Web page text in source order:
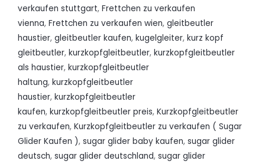
verkaufen stuttgart, Frettchen zu verkaufen
vienna, Frettchen zu verkaufen wien, gleitbeutler
haustier, gleitbeutler kaufen, kugelgleiter, kurz kopf
gleitbeutler, kurzkopfgleitbeutler, kurzkopfgleitbeutler
als haustier, kurzkopfgleitbeutler
haltung, kurzkopfgleitbeutler
haustier, kurzkopfgleitbeutler
kaufen, kurzkopfgleitbeutler preis, Kurzkopfgleitbeutler
zu verkaufen, Kurzkopfgleitbeutler zu verkaufen ( Sugar
Glider Kaufen ), sugar glider baby kaufen, sugar glider
deutsch, sugar glider deutschland, sugar glider